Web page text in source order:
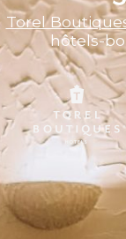
Torel
hôtels-